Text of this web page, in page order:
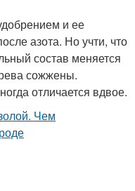
и ее
азота. Но учти, что
состав меняется
сожжены.
отличается вдвое.